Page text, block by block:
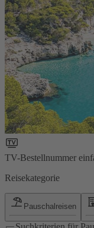
TV-Bestellnummer
Reisekategorie
Pauschalreisen